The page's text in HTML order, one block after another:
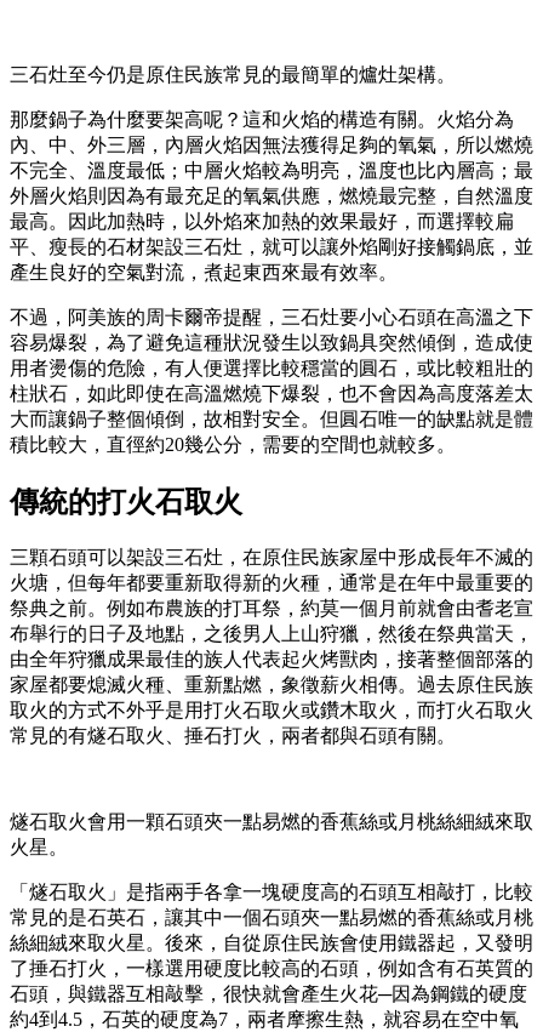
三石灶至今仍是原住民族常見的最簡單的爐灶架構。
那麼鍋子為什麼要架高呢？這和火焰的構造有關。火焰分為
內、中、外三層，內層火焰因無法獲得足夠的氧氣，所以燃燒
不完全、溫度最低；中層火焰較為明亮，溫度也比內層高；最
外層火焰則因為有最充足的氧氣供應，燃燒最完整，自然溫度
最高。因此加熱時，以外焰來加熱的效果最好，而選擇較扁
平、瘦長的石材架設三石灶，就可以讓外焰剛好接觸鍋底，並
產生良好的空氣對流，煮起東西來最有效率。
不過，阿美族的周卡爾帝提醒，三石灶要小心石頭在高溫之下
容易爆裂，為了避免這種狀況發生以致鍋具突然傾倒，造成使
用者燙傷的危險，有人便選擇比較穩當的圓石，或比較粗壯的
柱狀石，如此即使在高溫燃燒下爆裂，也不會因為高度落差太
大而讓鍋子整個傾倒，故相對安全。但圓石唯一的缺點就是體
積比較大，直徑約20幾公分，需要的空間也就較多。
傳統的打火石取火
三顆石頭可以架設三石灶，在原住民族家屋中形成長年不滅的
火塘，但每年都要重新取得新的火種，通常是在年中最重要的
祭典之前。例如布農族的打耳祭，約莫一個月前就會由耆老宣
布舉行的日子及地點，之後男人上山狩獵，然後在祭典當天，
由全年狩獵成果最佳的族人代表起火烤獸肉，接著整個部落的
家屋都要熄滅火種、重新點燃，象徵薪火相傳。過去原住民族
取火的方式不外乎是用打火石取火或鑽木取火，而打火石取火
常見的有燧石取火、捶石打火，兩者都與石頭有關。
燧石取火會用一顆石頭夾一點易燃的香蕉絲或月桃絲細絨來取
火星。
「燧石取火」是指兩手各拿一塊硬度高的石頭互相敲打，比較
常見的是石英石，讓其中一個石頭夾一點易燃的香蕉絲或月桃
絲細絨來取火星。後來，自從原住民族會使用鐵器起，又發明
了捶石打火，一樣選用硬度比較高的石頭，例如含有石英質的
石頭，與鐵器互相敲擊，很快就會產生火花─因為鋼鐵的硬度
約4到4.5，石英的硬度為7，兩者摩擦生熱，就容易在空中氧